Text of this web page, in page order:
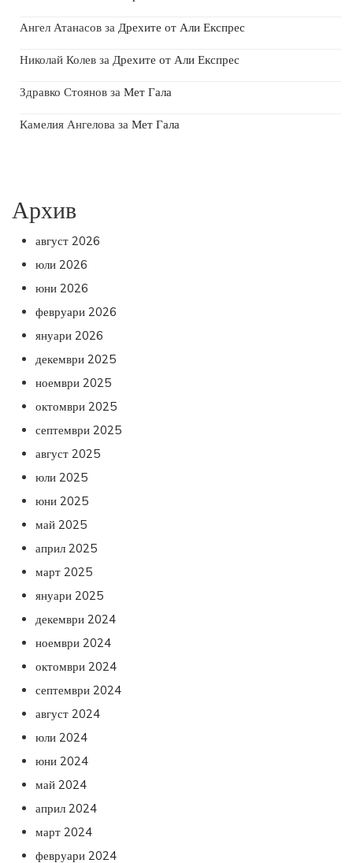
Ангел Атанасов за Дрехите от Али Експрес
Николай Колев за Дрехите от Али Експрес
Здравко Стоянов за Мет Гала
Камелия Ангелова за Мет Гала
Архив
август 2026
юли 2026
юни 2026
февруари 2026
януари 2026
декември 2025
ноември 2025
октомври 2025
септември 2025
август 2025
юли 2025
юни 2025
май 2025
април 2025
март 2025
януари 2025
декември 2024
ноември 2024
октомври 2024
септември 2024
август 2024
юли 2024
юни 2024
май 2024
април 2024
март 2024
февруари 2024